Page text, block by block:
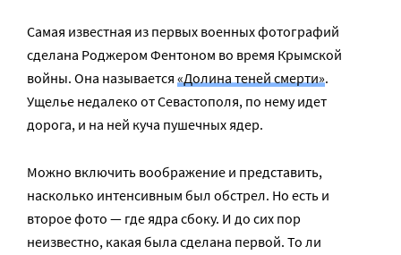
Самая известная из первых военных фотографий
сделана Роджером Фентоном во время Крымской
войны. Она называется «Долина теней смерти».
Ущелье недалеко от Севастополя, по нему идет
дорога, и на ней куча пушечных ядер.
Можно включить воображение и представить,
насколько интенсивным был обстрел. Но есть и
второе фото — где ядра сбоку. И до сих пор
неизвестно, какая была сделана первой. То ли